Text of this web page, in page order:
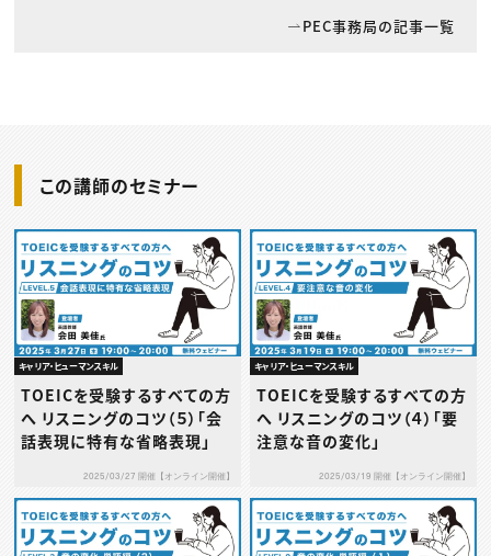
PEC事務局の記事一覧
この講師のセミナー
キャリア・ヒューマンスキル
TOEICを受験するすべての方
へ リスニングのコツ（５）「会
話表現に特有な省略表現」
2025/03/27 開催【オンライン開催】
キャリア・ヒューマンスキル
TOEICを受験するすべての方
へ リスニングのコツ（４）「要
注意な音の変化」
2025/03/19 開催【オンライン開催】